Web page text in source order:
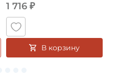
1 716 ₽
В корзину